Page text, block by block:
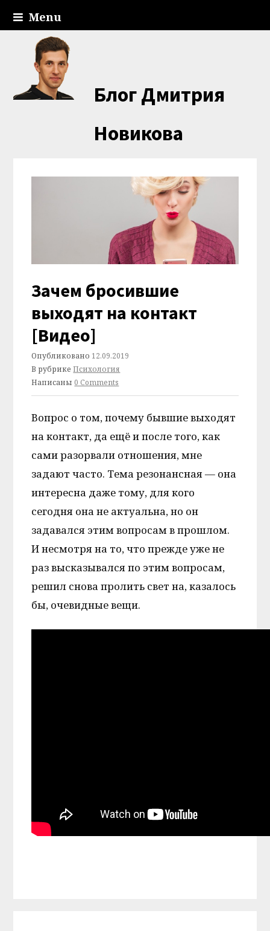
Menu
Блог Дмитрия
Новикова
Зачем бросившие
выходят на контакт
[Видео]
Опубликовано 12.09.2019
В рубрикеПсихология
Написаны 0 Comments
Вопрос о том, почему бывшие выходят
на контакт, да ещё и после того, как
сами разорвали отношения, мне
задают часто. Тема резонансная — она
интересна даже тому, для кого
сегодня она не актуальна, но он
задавался этим вопросам в прошлом.
И несмотря на то, что прежде уже не
раз высказывался по этим вопросам,
решил снова пролить свет на, казалось
бы, очевидные вещи.